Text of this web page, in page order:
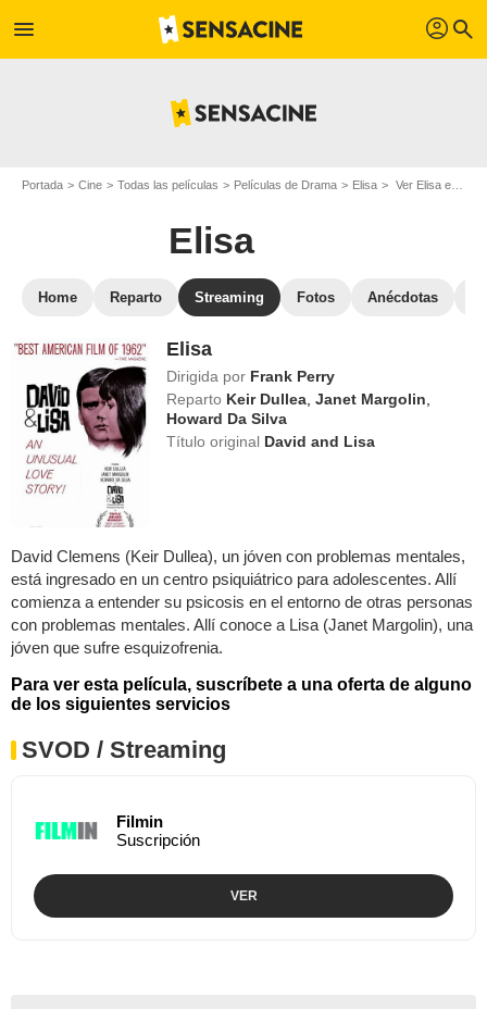
menu profil search
Portada Cine Todas las películas Películas de Drama Elisa Ver Elisa en streaming
Elisa
Home Reparto Streaming Fotos Anécdotas
Elisa
Dirigida por Frank Perry
Reparto Keir Dullea ,Janet Margolin
Howard Da Silva
Título original David and Lisa
David Clemens (Keir Dullea), un jóven con problemas mentales,
está ingresado en un centro psiquiátrico para adolescentes. Allí
comienza a entender su psicosis en el entorno de otras personas
con problemas mentales. Allí conoce a Lisa (Janet Margolin), una
jóven que sufre esquizofrenia.
Para ver esta película, suscríbete a una oferta de alguno
de los siguientes servicios
SVOD / Streaming
Filmin
Suscripción
VER